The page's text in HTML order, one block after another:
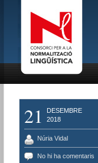
21
DESEMBRE
2018
Núria Vidal
No hi ha comentaris